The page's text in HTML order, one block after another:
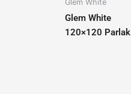
Glem White
Glem White
120×120 Parlak